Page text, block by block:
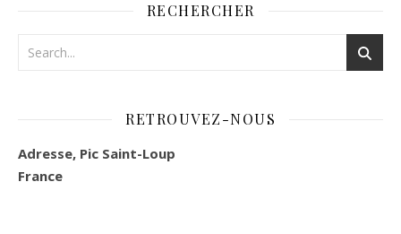
RECHERCHER
RETROUVEZ-NOUS
Adresse, Pic Saint-Loup
France